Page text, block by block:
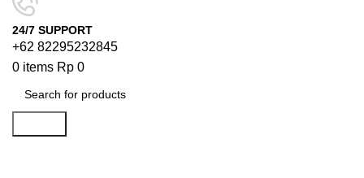
24/7 SUPPORT
+62 82295232845
0 items Rp 0